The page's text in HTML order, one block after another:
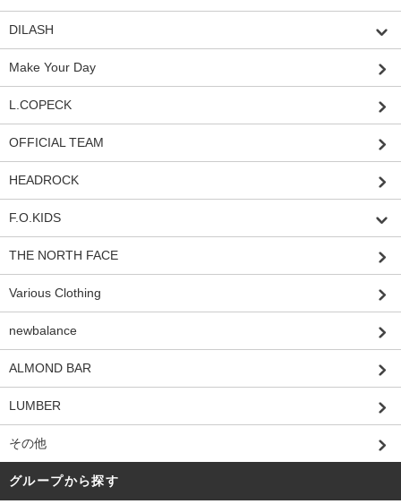
DILASH
Make Your Day
L.COPECK
OFFICIAL TEAM
HEADROCK
F.O.KIDS
THE NORTH FACE
Various Clothing
newbalance
ALMOND BAR
LUMBER
その他
グループから探す